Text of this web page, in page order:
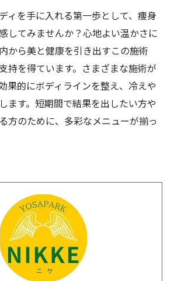
ィを手に入れる第一歩として、痩身
してみませんか？心地よい温かさに
から美と健康を引き出すこの施術
持を得ています。さまざまな施術が
果的にボディラインを整え、冷えや
ます。短期間で結果を出したい方や
方のために、多彩なメニューが揃っ